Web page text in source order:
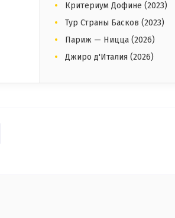
Критериум Дофине (2023)
Тур Страны Басков (2023)
Париж — Ницца (2026)
Джиро д'Италия (2026)